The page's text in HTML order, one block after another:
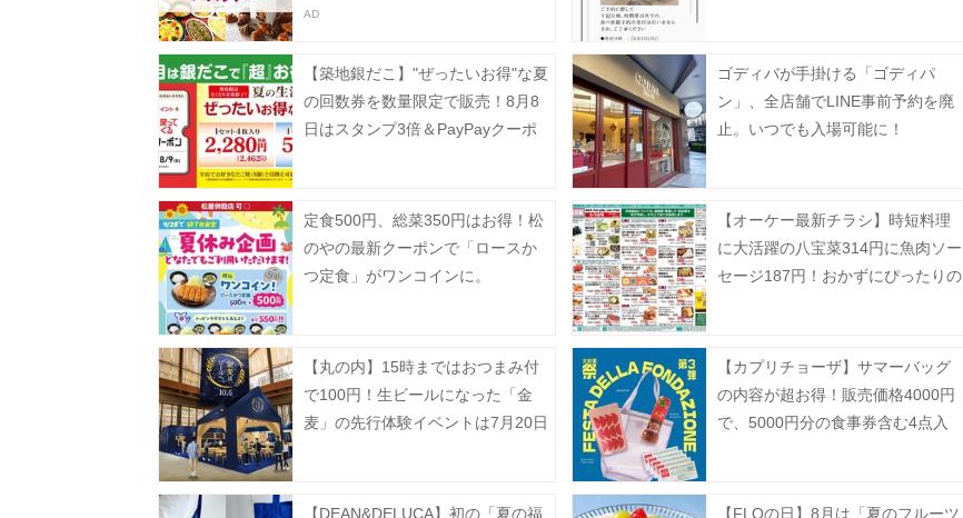
【築地銀だこ】"ぜったいお得"な夏
の回数券を数量限定で販売！8月8
日はスタンプ3倍＆PayPayクーポ
ゴディバが手掛ける「ゴディパ
ン」、全店舗でLINE事前予約を廃
止。いつでも入場可能に！
定食500円、総菜350円はお得！松
のやの最新クーポンで「ロースか
つ定食」がワンコインに。
【オーケー最新チラシ】時短料理
に大活躍の八宝菜314円に魚肉ソー
セージ187円！おかずにぴったりの
【丸の内】15時まではおつまみ付
で100円！生ビールになった「金
麦」の先行体験イベントは7月20日
【カプリチョーザ】サマーバッグ
の内容が超お得！販売価格4000円
で、5000円分の食事券含む4点入
【DEAN&DELUCA】初の「夏の福
【FLOの日】8月は「夏のフルーツ